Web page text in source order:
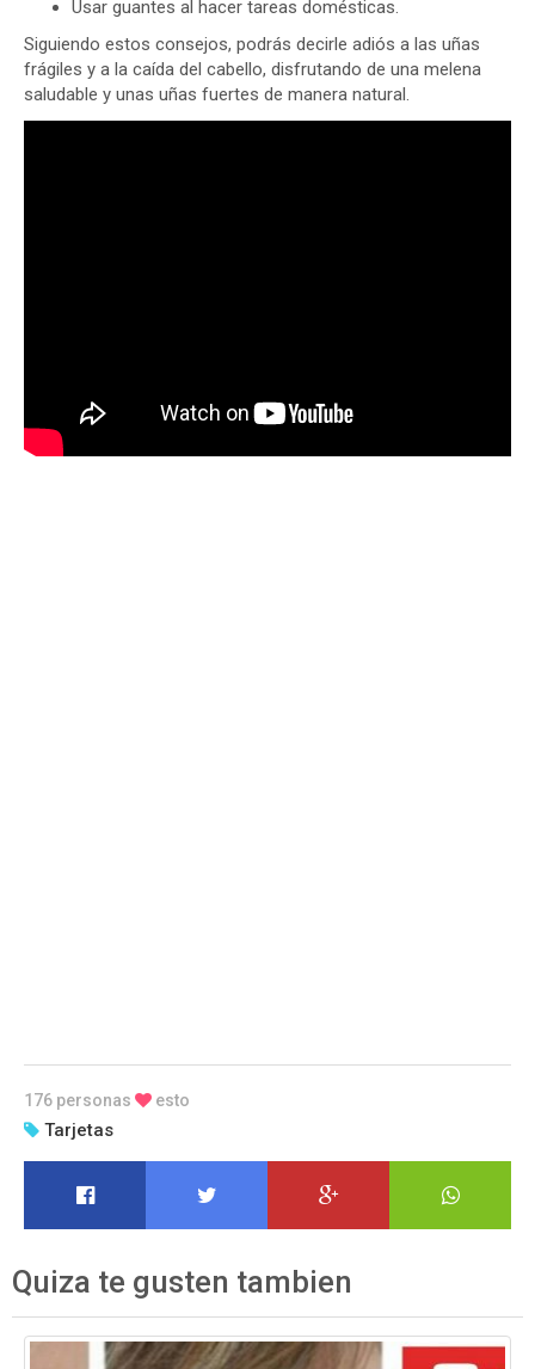
Usar guantes al hacer tareas domésticas.
Siguiendo estos consejos, podrás decirle adiós a las uñas
frágiles y a la caída del cabello, disfrutando de una melena
saludable y unas uñas fuertes de manera natural.
176 personas esto
Tarjetas
Quiza te gusten tambien